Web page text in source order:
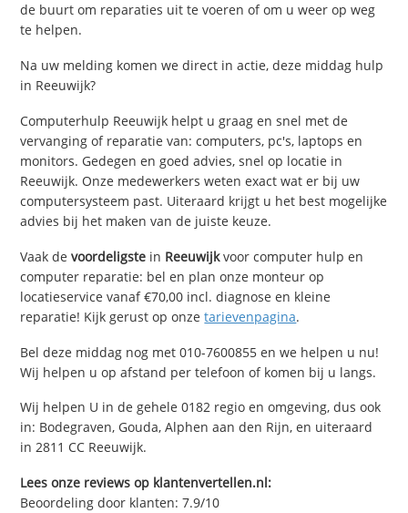
de buurt om reparaties uit te voeren of om u weer op weg
te helpen.
Na uw melding komen we direct in actie, deze middag hulp
in Reeuwijk?
Computerhulp Reeuwijk helpt u graag en snel met de
vervanging of reparatie van: computers, pc's, laptops en
monitors. Gedegen en goed advies, snel op locatie in
Reeuwijk. Onze medewerkers weten exact wat er bij uw
computersysteem past. Uiteraard krijgt u het best mogelijke
advies bij het maken van de juiste keuze.
Vaak devoordeligste in Reeuwijkvoor computer hulp en
computer reparatie: bel en plan onze monteur op
locatieservice vanaf €70,00 incl. diagnose en kleine
reparatie! Kijk gerust op onzetarievenpagina.
Bel deze middag nog met 010-7600855 en we helpen u nu!
Wij helpen u op afstand per telefoon of komen bij u langs.
Wij helpen U in de gehele 0182 regio en omgeving, dus ook
in: Bodegraven, Gouda, Alphen aan den Rijn, en uiteraard
in 2811 CC Reeuwijk.
Lees onze reviews op klantenvertellen.nl:
Beoordeling door klanten:7.9/10